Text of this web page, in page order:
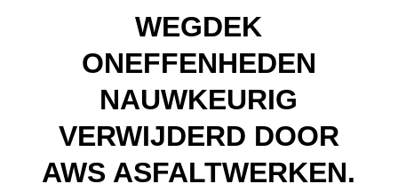
WEGDEK
ONEFFENHEDEN
NAUWKEURIG
VERWIJDERD DOOR
AWS ASFALTWERKEN.